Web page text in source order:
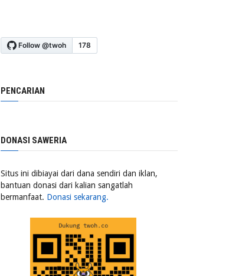
PENCARIAN
DONASI SAWERIA
Situs ini dibiayai dari dana sendiri dan iklan,
bantuan donasi dari kalian sangatlah
bermanfaat. Donasi sekarang.